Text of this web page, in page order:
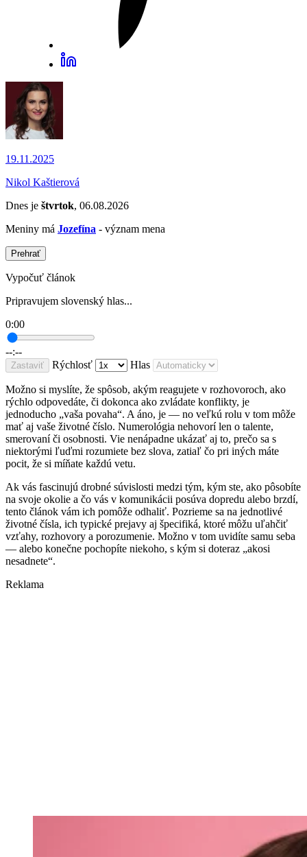
19.11.2025
Nikol Kaštierová
Dnes je štvrtok, 06.08.2026
Meniny má Jozefína - význam mena
Prehrať
Vypočuť článok
Pripravujem slovenský hlas...
0:00
--:--
Zastaviť Rýchlosť Hlas
Možno si myslíte, že spôsob, akým reagujete v rozhovoroch, ako
rýchlo odpovedáte, či dokonca ako zvládate konflikty, je
jednoducho „vaša povaha“. A áno, je — no veľkú rolu v tom môže
mať aj vaše životné číslo. Numerológia nehovorí len o talente,
smerovaní či osobnosti. Vie nenápadne ukázať aj to, prečo sa s
niektorými ľuďmi rozumiete bez slova, zatiaľ čo pri iných máte
pocit, že si míňate každú vetu.
Ak vás fascinujú drobné súvislosti medzi tým, kým ste, ako pôsobíte
na svoje okolie a čo vás v komunikácii posúva dopredu alebo brzdí,
tento článok vám ich pomôže odhaliť. Pozrieme sa na jednotlivé
životné čísla, ich typické prejavy aj špecifiká, ktoré môžu uľahčiť
vzťahy, rozhovory a porozumenie. Možno v tom uvidíte samu seba
— alebo konečne pochopíte niekoho, s kým si doteraz „akosi
nesadnete“.
Reklama